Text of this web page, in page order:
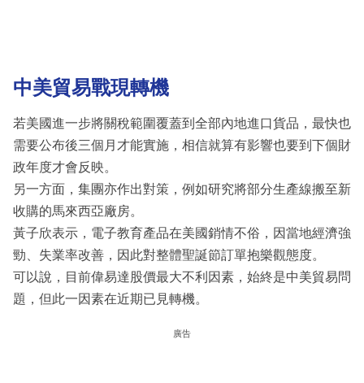
中美貿易戰現轉機
若美國進一步將關稅範圍覆蓋到全部內地進口貨品，最快也
需要公布後三個月才能實施，相信就算有影響也要到下個財
政年度才會反映。
另一方面，集團亦作出對策，例如研究將部分生產線搬至新
收購的馬來西亞廠房。
黃子欣表示，電子教育產品在美國銷情不俗，因當地經濟強
勁、失業率改善，因此對整體聖誕節訂單抱樂觀態度。
可以說，目前偉易達股價最大不利因素，始終是中美貿易問
題，但此一因素在近期已見轉機。
廣告